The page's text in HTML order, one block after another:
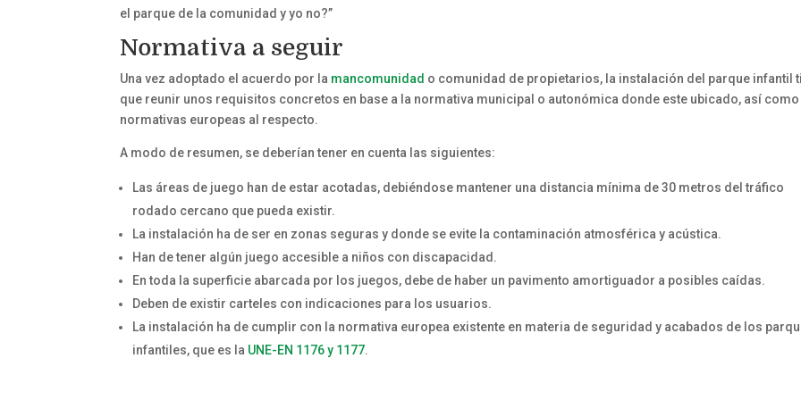
el parque de la comunidad y yo no?”
Normativa a seguir
Una vez adoptado el acuerdo por la mancomunidad o comunidad de propietarios, la instalación del parque infantil
que reunir unos requisitos concretos en base a la normativa municipal o autonómica donde este ubicado, así como
normativas europeas al respecto.
A modo de resumen, se deberían tener en cuenta las siguientes:
Las áreas de juego han de estar acotadas, debiéndose mantener una distancia mínima de 30 metros del tráfico
rodado cercano que pueda existir.
La instalación ha de ser en zonas seguras y donde se evite la contaminación atmosférica y acústica.
Han de tener algún juego accesible a niños con discapacidad.
En toda la superficie abarcada por los juegos, debe de haber un pavimento amortiguador a posibles caídas.
Deben de existir carteles con indicaciones para los usuarios.
La instalación ha de cumplir con la normativa europea existente en materia de seguridad y acabados de los
infantiles, que es la UNE-EN 1176 y 1177.